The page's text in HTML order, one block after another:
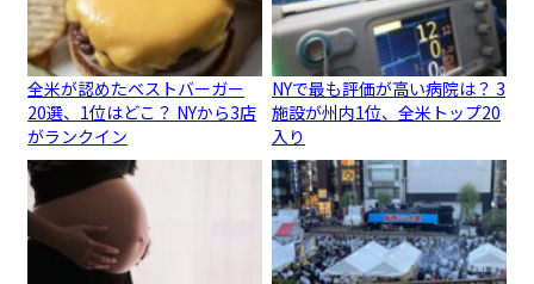
全米が認めたベストバーガー
20選、1位はどこ？ NYから3店
がランクイン
NYで最も評価が高い病院は？ 3
施設が州内1位、全米トップ20
入り